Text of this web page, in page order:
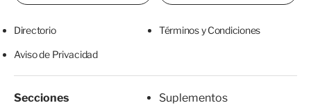
Directorio Términos y Condiciones
Aviso de Privacidad
Secciones
Suplementos